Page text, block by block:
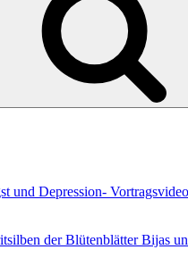
und Depression- Vortragsvideo
der Blütenblätter Bijas